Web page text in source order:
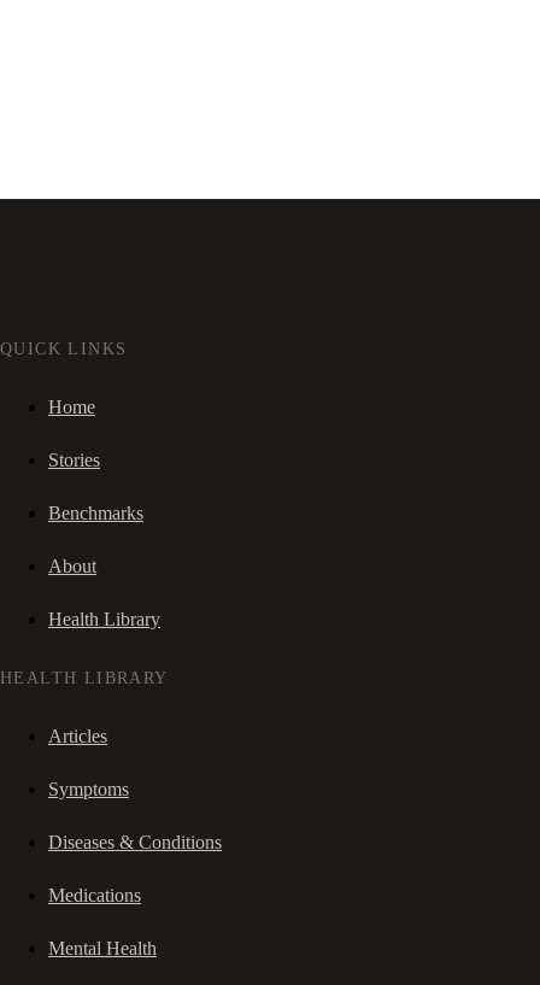
QUICK LINKS
Home
Stories
Benchmarks
About
Health Library
HEALTH LIBRARY
Articles
Symptoms
Diseases & Conditions
Medications
Mental Health